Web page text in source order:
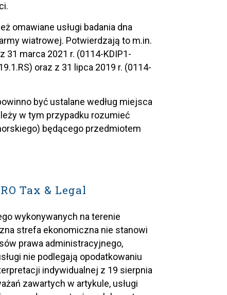
omawiane usługi badania dna
wiatrowej. Potwierdzają to m.in.
marca 2021 r. (0114-KDIP1-
oraz z 31 lipca 2019 r. (0114-
być ustalane według miejsca
w tym przypadku rozumieć
będącego przedmiotem
Tax & Legal
wykonywanych na terenie
strefa ekonomiczna nie stanowi
prawa administracyjnego,
nie podlegają opodatkowaniu
indywidualnej z 19 sierpnia
zawartych w artykule, usługi